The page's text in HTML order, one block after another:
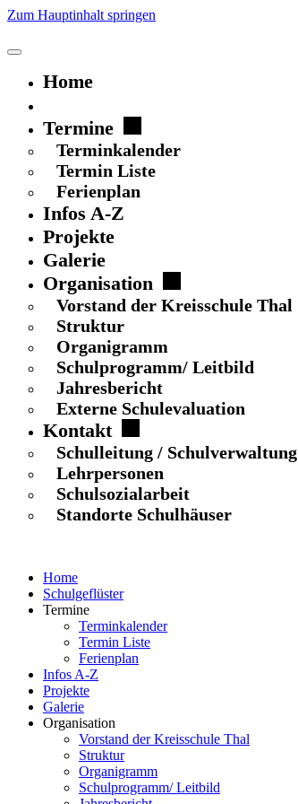
Zum Hauptinhalt springen
Home
Termine
Terminkalender
Termin Liste
Ferienplan
Infos A-Z
Projekte
Galerie
Organisation
Vorstand der Kreisschule Thal
Struktur
Organigramm
Schulprogramm/ Leitbild
Jahresbericht
Externe Schulevaluation
Kontakt
Schulleitung / Schulverwaltung
Lehrpersonen
Schulsozialarbeit
Standorte Schulhäuser
Home
Schulgeflüster
Termine
Terminkalender
Termin Liste
Ferienplan
Infos A-Z
Projekte
Galerie
Organisation
Vorstand der Kreisschule Thal
Struktur
Organigramm
Schulprogramm/ Leitbild